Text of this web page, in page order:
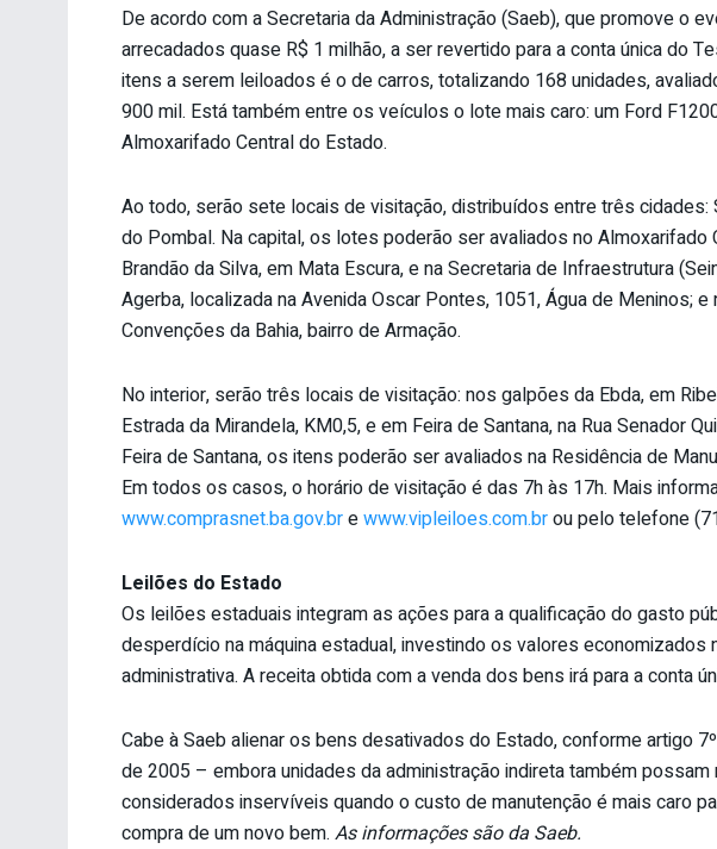
De acordo com a Secretaria da Administração (Saeb), que promove o
arrecadados quase R$ 1 milhão, a ser revertido para a conta única do
itens a serem leiloados é o de carros, totalizando 168 unidades,
900 mil. Está também entre os veículos o lote mais caro: um Ford
Almoxarifado Central do Estado.
Ao todo, serão sete locais de visitação, distribuídos entre três cidades:
do Pombal. Na capital, os lotes poderão ser avaliados no Almoxarifado
Brandão da Silva, em Mata Escura, e na Secretaria de Infraestrutura
Agerba, localizada na Avenida Oscar Pontes, 1051, Água de Meninos; e
Convenções da Bahia, bairro de Armação.
No interior, serão três locais de visitação: nos galpões da Ebda, em
Estrada da Mirandela, KM0,5, e em Feira de Santana, na Rua Senador
Feira de Santana, os itens poderão ser avaliados na Residência de
Em todos os casos, o horário de visitação é das 7h às 17h. Mais
www.comprasnet.ba.gov.brewww.vipleiloes.com.brou pelo telefone
Leilões do Estado
Os leilões estaduais integram as ações para a qualificação do gasto
desperdício na máquina estadual, investindo os valores economizados
administrativa. A receita obtida com a venda dos bens irá para a conta
Cabe à Saeb alienar os bens desativados do Estado, conforme artigo
de 2005 – embora unidades da administração indireta também
considerados inservíveis quando o custo de manutenção é mais caro
compra de um novo bem. As informações são da Saeb.